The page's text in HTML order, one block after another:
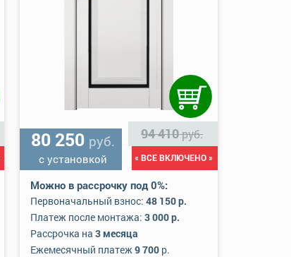
80 250 руб.
с установкой
94 410руб.
« ВСЕ ВКЛЮЧЕНО »
Можно в рассрочку под 0%:
Первоначальный взнос: 48 150 р.
Платеж после монтажа: 3 000 р.
Рассрочка на 3 месяца
Ежемесячный платеж9 700 р.